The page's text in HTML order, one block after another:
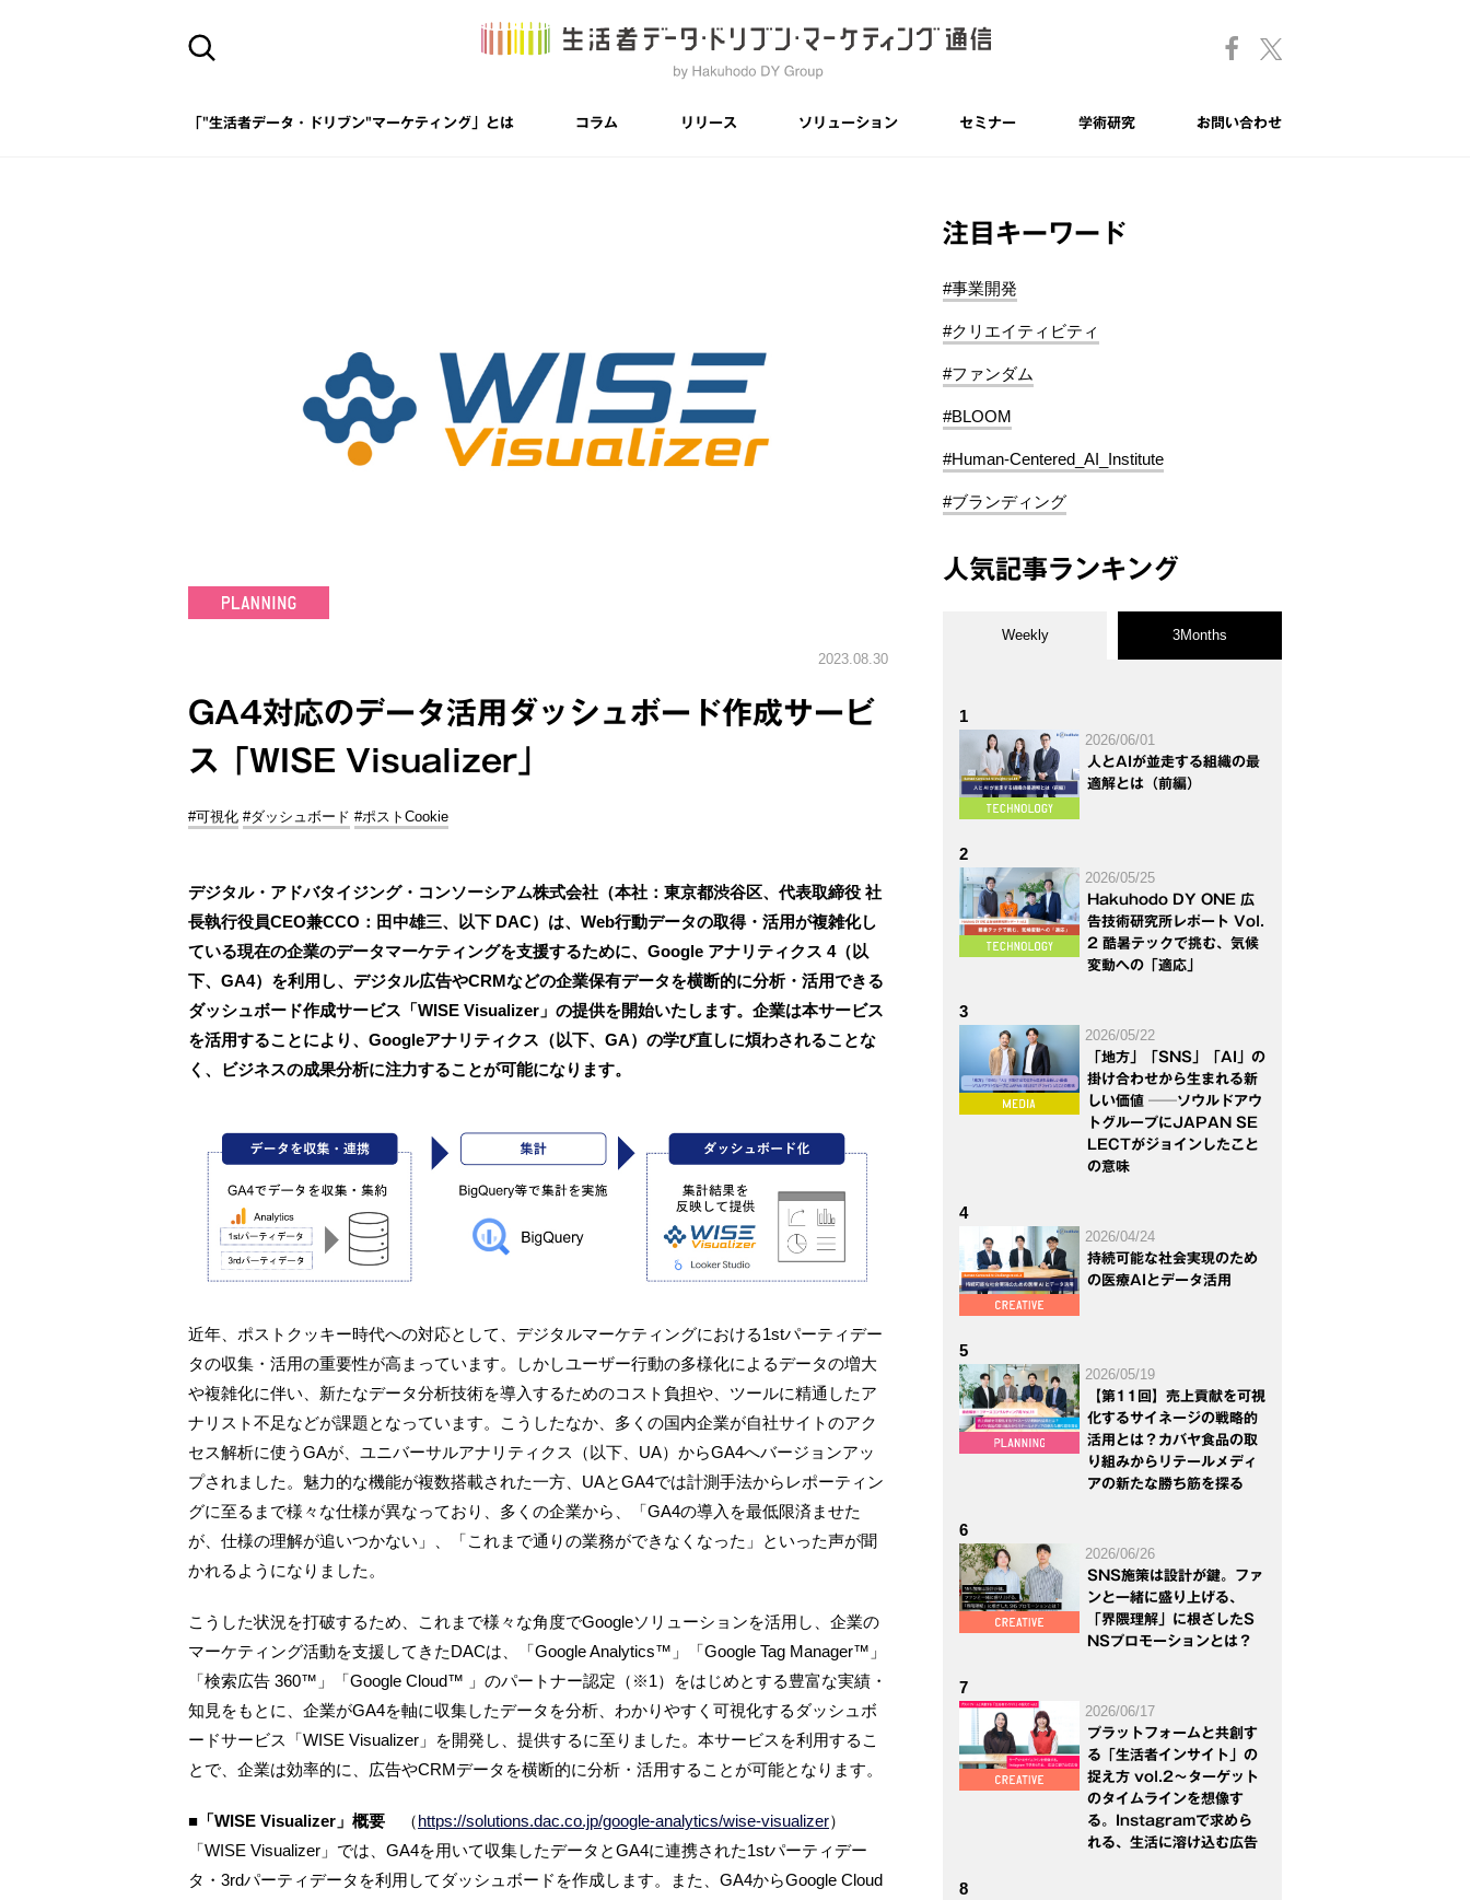
「"生活者データ・ドリブン"マーケティング」とは コラム リリース ソリューション セミナー 学術研究 お問い合わせ
2023.08.30
GA4対応のデータ活用ダッシュボード作成サービ
ス「WISE Visualizer」
#可視化 #ダッシュボード #ポストCookie
デジタル・アドバタイジング・コンソーシアム株式会社（本社：東京都渋谷区、代表取締役 社
長執行役員CEO兼CCO：田中雄三、以下 DAC）は、Web行動データの取得・活用が複雑化し
ている現在の企業のデータマーケティングを支援するために、Google アナリティクス 4（以
下、GA4）を利用し、デジタル広告やCRMなどの企業保有データを横断的に分析・活用できる
ダッシュボード作成サービス「WISE Visualizer」の提供を開始いたします。企業は本サービス
を活用することにより、Googleアナリティクス（以下、GA）の学び直しに煩わされることな
く、ビジネスの成果分析に注力することが可能になります。
近年、ポストクッキー時代への対応として、デジタルマーケティングにおける1stパーティデー
タの収集・活用の重要性が高まっています。しかしユーザー行動の多様化によるデータの増大
や複雑化に伴い、新たなデータ分析技術を導入するためのコスト負担や、ツールに精通したア
ナリスト不足などが課題となっています。こうしたなか、多くの国内企業が自社サイトのアク
セス解析に使うGAが、ユニバーサルアナリティクス（以下、UA）からGA4へバージョンアッ
プされました。魅力的な機能が複数搭載された一方、UAとGA4では計測手法からレポーティン
グに至るまで様々な仕様が異なっており、多くの企業から、「GA4の導入を最低限済ませた
が、仕様の理解が追いつかない」、「これまで通りの業務ができなくなった」といった声が聞
かれるようになりました。
こうした状況を打破するため、これまで様々な角度でGoogleソリューションを活用し、企業の
マーケティング活動を支援してきたDACは、「Google Analytics™」「Google Tag Manager™」
「検索広告 360™」「Google Cloud™ 」のパートナー認定（※1）をはじめとする豊富な実績・
知見をもとに、企業がGA4を軸に収集したデータを分析、わかりやすく可視化するダッシュボ
ードサービス「WISE Visualizer」を開発し、提供するに至りました。本サービスを利用するこ
とで、企業は効率的に、広告やCRMデータを横断的に分析・活用することが可能となります。
■「WISE Visualizer」概要 （https://solutions.dac.co.jp/google-analytics/wise-visualizer）
「WISE Visualizer」では、GA4を用いて収集したデータとGA4に連携された1stパーティデー
タ・3rdパーティデータを利用してダッシュボードを作成します。また、GA4からGoogle Cloud
注目キーワード
#事業開発
#クリエイティビティ
#ファンダム
#BLOOM
#Human-Centered_AI_Institute
#ブランディング
人気記事ランキング
Weekly 3Months
1
2026/06/01
人とAIが並走する組織の最
適解とは（前編）
2
2026/05/25
Hakuhodo DY ONE 広
告技術研究所レポート Vol.
2 酷暑テックで挑む、気候
変動への「適応」
3
2026/05/22
「地方」「SNS」「AI」の
掛け合わせから生まれる新
しい価値 ──ソウルドアウ
トグループにJAPAN SE
LECTがジョインしたこと
の意味
4
2026/04/24
持続可能な社会実現のため
の医療AIとデータ活用
5
2026/05/19
【第11回】売上貢献を可視
化するサイネージの戦略的
活用とは？カバヤ食品の取
り組みからリテールメディ
アの新たな勝ち筋を探る
6
2026/06/26
SNS施策は設計が鍵。ファ
ンと一緒に盛り上げる、
「界隈理解」に根ざしたS
NSプロモーションとは？
7
2026/06/17
プラットフォームと共創す
る「生活者インサイト」の
捉え方 vol.2～ターゲット
のタイムラインを想像す
る。Instagramで求めら
れる、生活に溶け込む広告
8